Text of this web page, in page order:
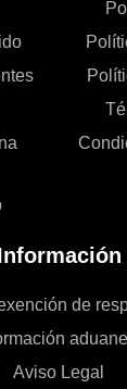
de
Aviso Legal